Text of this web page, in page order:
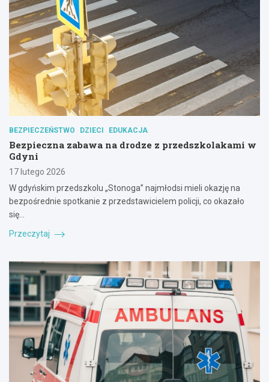
BEZPIECZEŃSTWO DZIECI EDUKACJA
Bezpieczna zabawa na drodze z przedszkolakami w
Gdyni
17 lutego 2026
W gdyńskim przedszkolu „Stonoga” najmłodsi mieli okazję na
bezpośrednie spotkanie z przedstawicielem policji, co okazało
się…
Przeczytaj